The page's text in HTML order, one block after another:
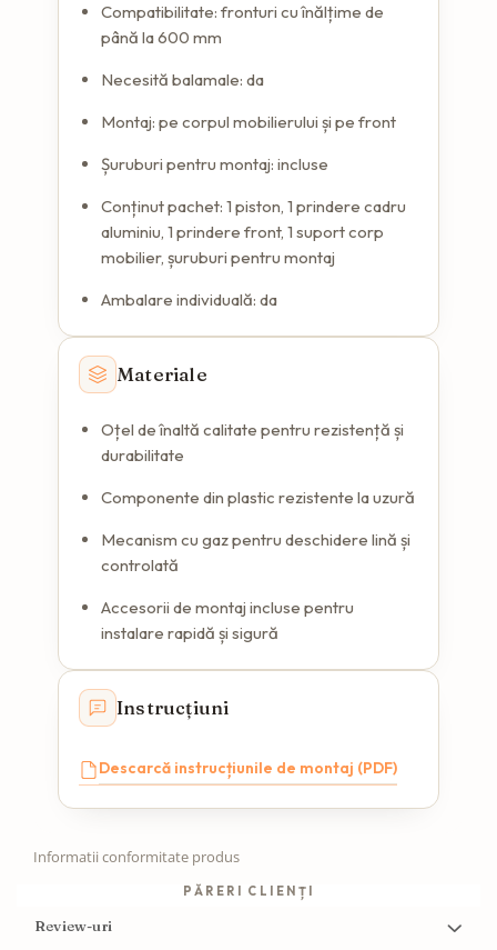
Compatibilitate: fronturi cu înălțime de
până la 600 mm
Necesită balamale: da
Montaj: pe corpul mobilierului și pe front
Șuruburi pentru montaj: incluse
Conținut pachet: 1 piston, 1 prindere cadru
aluminiu, 1 prindere front, 1 suport corp
mobilier, șuruburi pentru montaj
Ambalare individuală: da
Materiale
Oțel de înaltă calitate pentru rezistență și
durabilitate
Componente din plastic rezistente la uzură
Mecanism cu gaz pentru deschidere lină și
controlată
Accesorii de montaj incluse pentru
instalare rapidă și sigură
Instrucțiuni
Descarcă instrucțiunile de montaj (PDF)
Informatii conformitate produs
PĂRERI CLIENȚI
Review-uri